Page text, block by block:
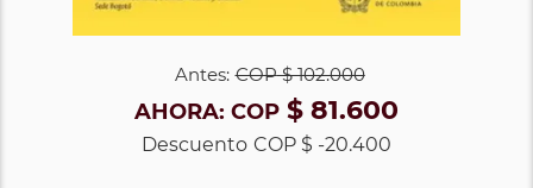
Antes: COP$ 102.000
AHORA: COP $ 81.600
Descuento COP $ -20.400